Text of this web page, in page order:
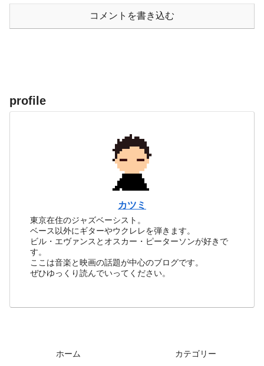
コメントを書き込む
profile
カツミ
東京在住のジャズベーシスト。
ベース以外にギターやウクレレを弾きます。
ビル・エヴァンスとオスカー・ピーターソンが好きで
す。
ここは音楽と映画の話題が中心のブログです。
ぜひゆっくり読んでいってください。
ホーム カテゴリー